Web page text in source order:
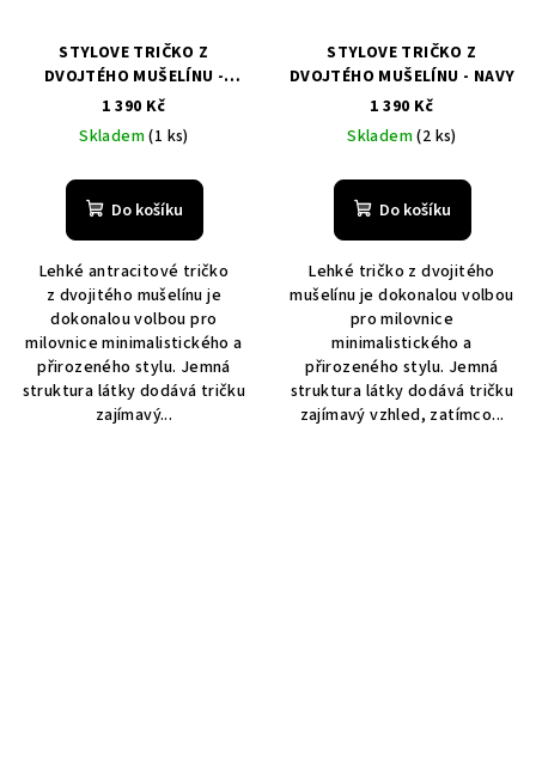
STYLOVE TRIČKO Z
DVOJTÉHO MUŠELÍNU -
ANTHRACITE
1 390 Kč
Skladem(1 ks)
Do košíku
Lehké antracitové tričko
z dvojitého mušelínu je
dokonalou volbou pro
milovnice minimalistického a
přirozeného stylu. Jemná
struktura látky dodává tričku
zajímavý...
STYLOVE TRIČKO Z
DVOJTÉHO MUŠELÍNU - NAVY
1 390 Kč
Skladem(2 ks)
Do košíku
Lehké tričko z dvojitého
mušelínu je dokonalou volbou
pro milovnice
minimalistického a
přirozeného stylu. Jemná
struktura látky dodává tričku
zajímavý vzhled, zatímco...